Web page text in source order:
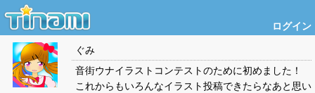
ログイン
ぐみ
音街ウナイラストコンテストのために初めました！
これからもいろんなイラスト投稿できたらなあと思い